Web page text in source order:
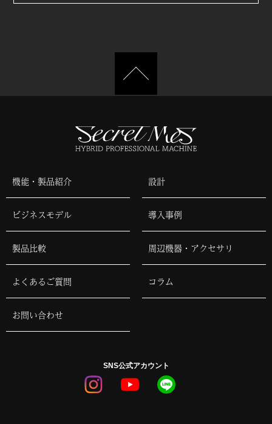
機能・製品紹介 設計
ビジネスモデル 導入事例
製品比較 周辺機器・アクセサリ
よくあるご質問 コラム
お問い合わせ
SNS公式アカウント